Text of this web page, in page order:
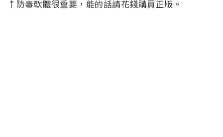
↑防毒軟體很重要，能的話請花錢購買正版。